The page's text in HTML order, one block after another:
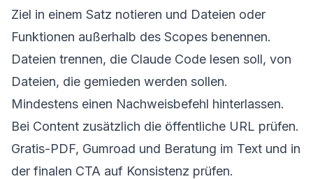
Ziel in einem Satz notieren und Dateien oder
Funktionen außerhalb des Scopes benennen.
Dateien trennen, die Claude Code lesen soll, von
Dateien, die gemieden werden sollen.
Mindestens einen Nachweisbefehl hinterlassen.
Bei Content zusätzlich die öffentliche URL prüfen.
Gratis-PDF, Gumroad und Beratung im Text und in
der finalen CTA auf Konsistenz prüfen.